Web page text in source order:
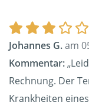
Johannes G.am
Kommentar:
Rechnung. Der
Krankheiten